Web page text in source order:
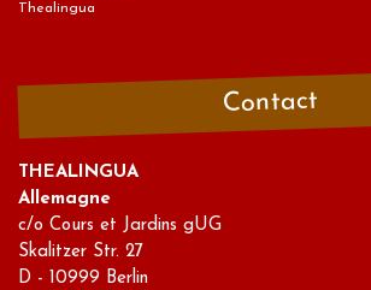
Thealingua
Contact
THEALINGUA
Allemagne
c/o Cours et Jardins gUG
Skalitzer Str. 27
D - 10999 Berlin